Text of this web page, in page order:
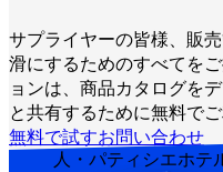
誰向けですか？
チェーン・大手グル
キッチンゴーストキ
人・パティシエホテ
サプライヤーの皆様、販
滑にするためのすべてを
ョンは、商品カタログを
と共有するために無料で
無料で試すお問い合わせ